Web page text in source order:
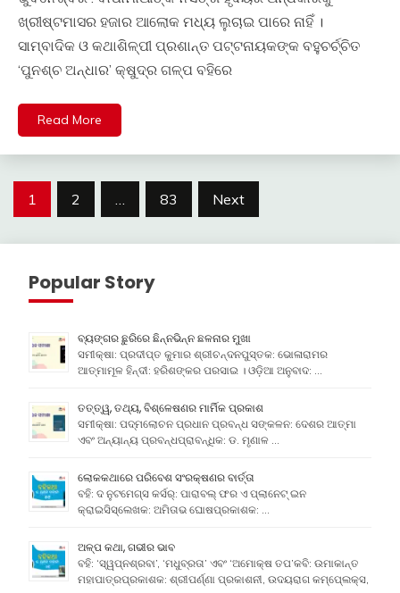
ଖ୍ରୀଷ୍ଟମାସର ହଜାର ଆଲୋକ ମଧ୍ୟ ଲୁଚାଇ ପାରେ ନାହିଁ ।
ସାମ୍ବାଦିକ ଓ କଥାଶିଳ୍ପୀ ପ୍ରଶାନ୍ତ ପଟ୍ଟନାୟକଙ୍କ ବହୁଚର୍ଚ୍ଚିତ
‘ପୁନଶ୍ଚ ଅନ୍ଧାର’ କ୍ଷୁଦ୍ର ଗଳ୍ପ ବହିରେ
Read More
Posts
1 2 … 83 Next
Popular Story
ବ୍ୟଙ୍ଗର ଛୁରିରେ ଛିନ୍ନଭିନ୍ନ ଛଳନାର ମୁଖା
ସମୀକ୍ଷା: ପ୍ରଦୀପ୍ତ କୁମାର ଶ୍ରୀଚନ୍ଦନପୁସ୍ତକ: ଭୋଳାରାମର
ଆତ୍ମାମୂଳ ହିନ୍ଦୀ: ହରିଶଙ୍କର ପରସାଇ । ଓଡ଼ିଆ ଅନୁବାଦ: …
ତତ୍ତ୍ୱ, ତଥ୍ୟ, ବିଶ୍ଳେଷଣର ମାର୍ମିକ ପ୍ରକାଶ
ସମୀକ୍ଷା: ପଦ୍ମଲୋଚନ ପ୍ରଧାନ ପ୍ରବନ୍ଧ ସଙ୍କଳନ: ଦେଶର ଆତ୍ମା
ଏବଂ ଅନ୍ୟାନ୍ୟ ପ୍ରବନ୍ଧପ୍ରାବନ୍ଧିକ: ଡ. ମୃଣାଳ …
ଲୋକକଥାରେ ପରିବେଶ ସଂରକ୍ଷଣର ବାର୍ତ୍ତା
ବହି: ଦ ନୁଟମେଗ୍ସ କର୍ସର୍: ପାରାବଲ୍ ଫର ଏ ପ୍ଲାନେଟ୍ ଇନ
କ୍ରାଇସିସ୍ଲେଖକ: ଅମିତାଭ ଘୋଷପ୍ରକାଶକ: …
ଅଳ୍ପ କଥା, ଗଭୀର ଭାବ
ବହି: ‘ସ୍ୱପ୍ନଶ୍ରବା’, ‘ମଧୁବ୍ରତା’ ଏବଂ ‘ଅମୋକ୍ଷ ତପ’କବି: ଉମାକାନ୍ତ
ମହାପାତ୍ରପ୍ରକାଶକ: ଶ୍ରୀପର୍ଣ୍ଣା ପ୍ରକାଶନୀ, ଉଦୟରାଗ କମ୍ପେ୍ଲକ୍ସ,